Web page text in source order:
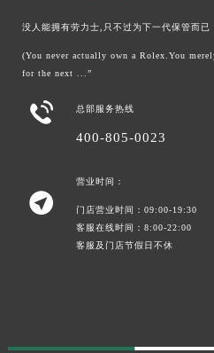
没人能拥有劳力士,只不过为下一代保管而已
(You never actually own a Rolex.You
for the next ...”
 总部服务热线
400-805-0023

营业时间：
门店营业时间：09:00-19:30
客服在线时间：8:00-22:00
客服及门店节假日不休